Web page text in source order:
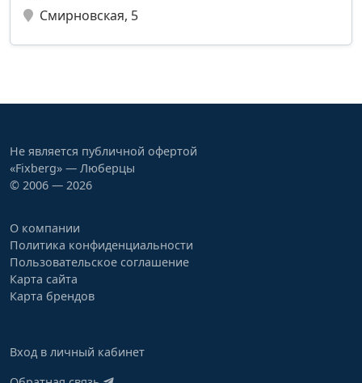
Смирновская, 5
Не является публичной офертой
«Fixberg» — Люберцы
© 2006 — 2026
О компании
Политика конфиденциальности
Пользовательское соглашение
Карта сайта
Карта брендов
Вход в личный кабинет